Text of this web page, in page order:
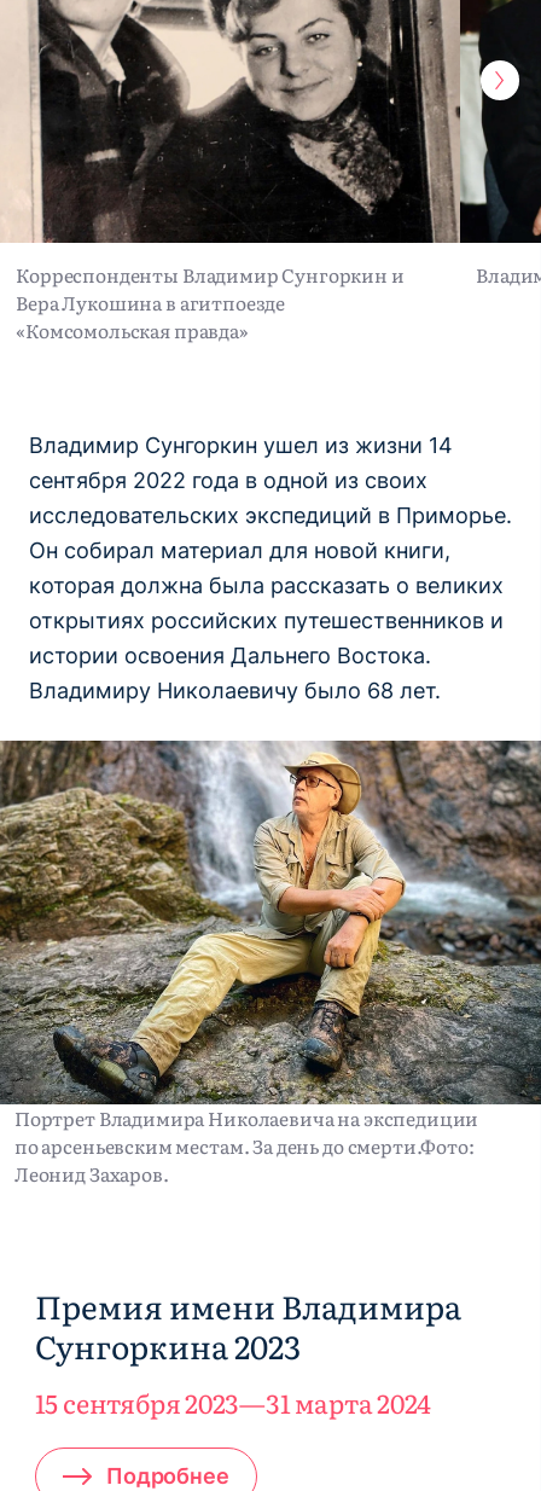
Корреспонденты Владимир Сунгоркин и
Вера Лукошина в агитпоезде
«Комсомольская правда»
Владимир Сунгоркин ушел из жизни 14
сентября 2022 года в одной из своих
исследовательских экспедиций в Приморье.
Он собирал материал для новой книги,
которая должна была рассказать о великих
открытиях российских путешественников и
истории освоения Дальнего Востока.
Владимиру Николаевичу было 68 лет.
Портрет Владимира Николаевича на экспедиции
по арсеньевским местам. За день до смерти.Фото:
Леонид Захаров.
Премия имени Владимира
Сунгоркина 2023
Подробнее
15 сентября 2023 31 марта 2024